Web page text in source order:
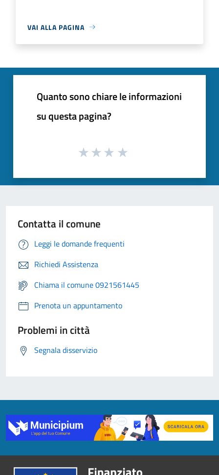
VAI ALLA PAGINA
Quanto sono chiare le informazioni
su questa pagina?
Contatta il comune
Leggi le domande frequenti
Richiedi Assistenza
Chiama il comune 0921561445
Prenota un appuntamento
Problemi in città
Segnala disservizio